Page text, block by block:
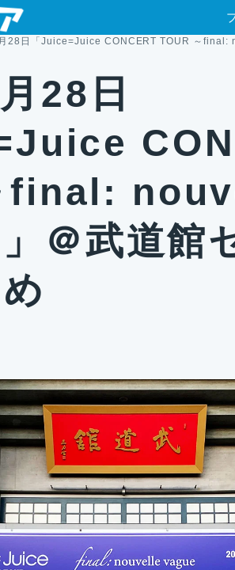
28日「Juice=Juice CONCERT TOUR ～final:
28日
final:
＠武道館